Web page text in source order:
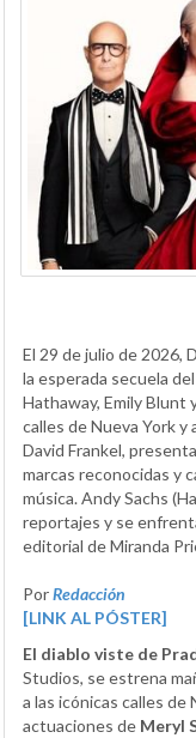
El 29 de julio de 2026,
la esperada secuela
Hathaway, Emily Blunt
calles de Nueva York y
David Frankel,
marcas reconocidas y
música. Andy Sachs
reportajes y se
editorial de Miranda
PorRedacción
[LINK AL PÓSTER]
El diablo viste de
Studios, se estrena
a las icónicas calles
actuaciones de Meryl